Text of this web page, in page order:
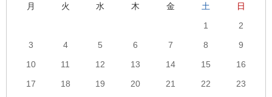
月 火 水 木 金 土
日
1
2
3
4 5 6 7 8
9
10
11 12 13 14 15
16
17
18 19 20 21 22
23